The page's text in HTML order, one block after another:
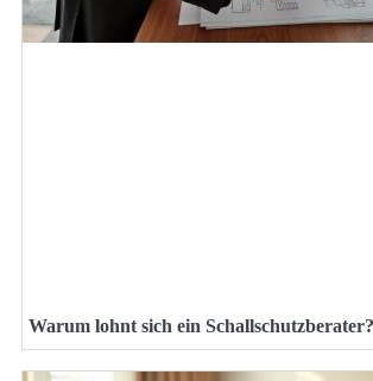
Warum lohnt sich ein Schallschutzberater?